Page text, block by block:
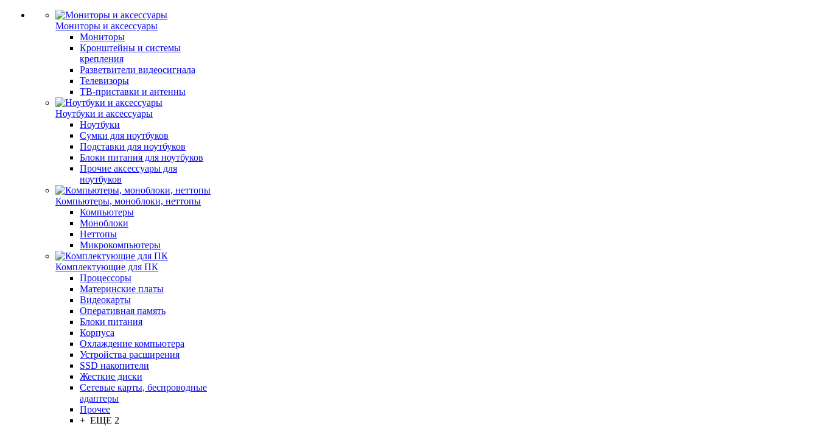
Мониторы и аксессуары
Мониторы
Кронштейны и системы
крепления
Разветвители видеосигнала
Телевизоры
ТВ-приставки и антенны
Ноутбуки и аксессуары
Ноутбуки
Сумки для ноутбуков
Подставки для ноутбуков
Блоки питания для ноутбуков
Прочие аксессуары для
ноутбуков
Компьютеры, моноблоки, неттопы
Компьютеры
Моноблоки
Неттопы
Микрокомпьютеры
Комплектующие для ПК
Процессоры
Материнские платы
Видеокарты
Оперативная память
Блоки питания
Корпуса
Охлаждение компьютера
Устройства расширения
SSD накопители
Жесткие диски
Сетевые карты, беспроводные
адаптеры
Прочее
+ ЕЩЕ 2